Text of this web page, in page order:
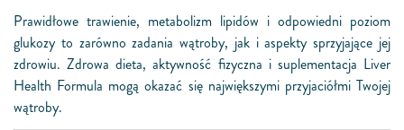
Prawidłowe trawienie, metabolizm lipidów i odpowiedni poziom
glukozy to zarówno zadania wątroby, jak i aspekty sprzyjające jej
zdrowiu. Zdrowa dieta, aktywność fizyczna i suplementacja Liver
Health Formula mogą okazać się największymi przyjaciółmi Twojej
wątroby.